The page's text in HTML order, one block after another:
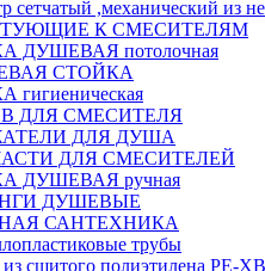
сетчатый ,механический из
К СМЕСИТЕЛЯМ
ДУШЕВАЯ потолочная
СТОЙКА
гигиеническая
ДЛЯ СМЕСИТЕЛЯ
ДЛЯ ДУША
ДЛЯ СМЕСИТЕЛЕЙ
ДУШЕВАЯ ручная
ДУШЕВЫЕ
САНТЕХНИКА
трубы
из сшитого полиэтилена PE-